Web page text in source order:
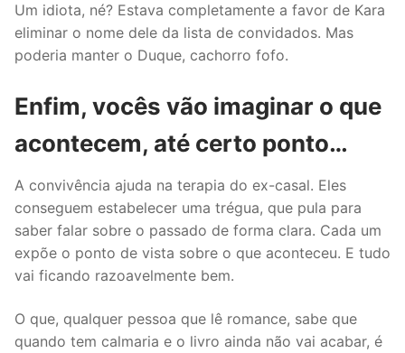
Um idiota, né? Estava completamente a favor de Kara
eliminar o nome dele da lista de convidados. Mas
poderia manter o Duque, cachorro fofo.
Enfim, vocês vão imaginar o que
acontecem, até certo ponto…
A convivência ajuda na terapia do ex-casal. Eles
conseguem estabelecer uma trégua, que pula para
saber falar sobre o passado de forma clara. Cada um
expõe o ponto de vista sobre o que aconteceu. E tudo
vai ficando razoavelmente bem.
O que, qualquer pessoa que lê romance, sabe que
quando tem calmaria e o livro ainda não vai acabar, é